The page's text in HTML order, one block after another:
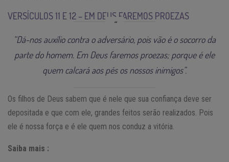
VERSÍCULOS 11 E 12 – EM DEUS FAREMOS PROEZAS
“Dá-nos auxílio contra o adversário, pois vão é o socorro da
parte do homem. Em Deus faremos proezas; porque é ele
quem calcará aos pés os nossos inimigos”.
Os filhos de Deus sabem que é nele que sua confiança deve ser
depositada e que com ele, grandes feitos serão realizados. Pois
ele é nossa força e é ele quem nos conduz a vitória.
Saiba mais :